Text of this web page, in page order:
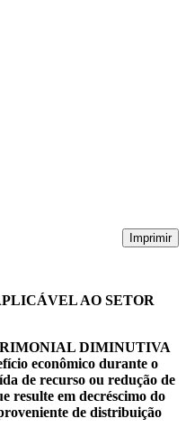
Imprimir
AO SETOR
DIMINUTIVA
econômico durante o
de recurso ou redução de
resulte em decréscimo do
de distribuição